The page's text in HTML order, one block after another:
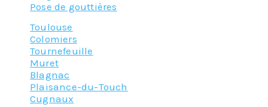
Pose de gouttières
Toulouse
Colomiers
Tournefeuille
Muret
Blagnac
Plaisance-du-Touch
Cugnaux